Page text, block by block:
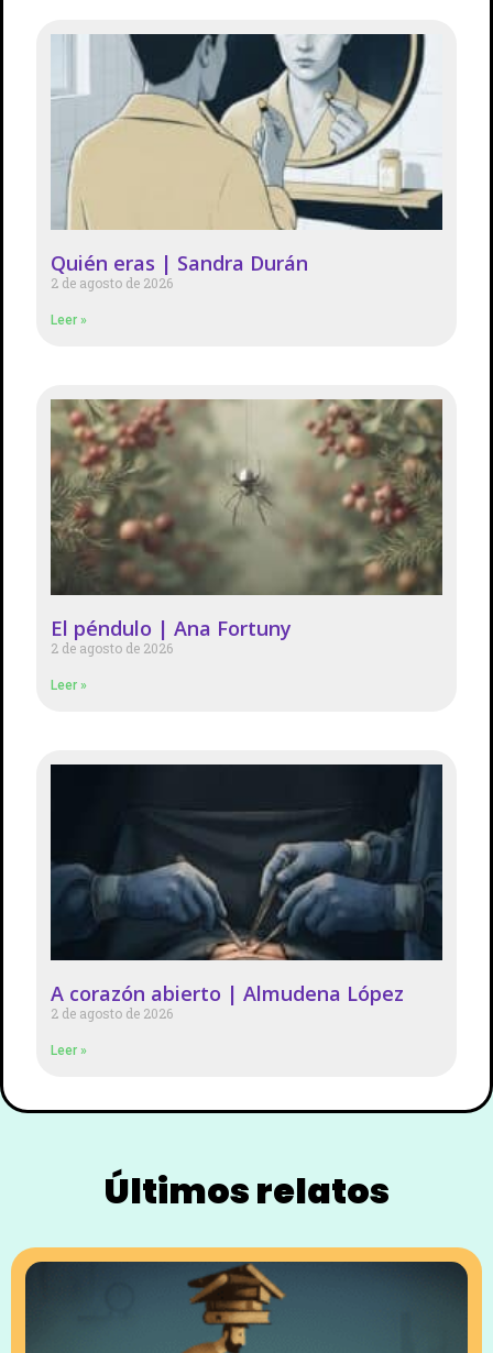
Quién eras | Sandra Durán
2 de agosto de 2026
Leer »
El péndulo | Ana Fortuny
2 de agosto de 2026
Leer »
A corazón abierto | Almudena López
2 de agosto de 2026
Leer »
Últimos relatos